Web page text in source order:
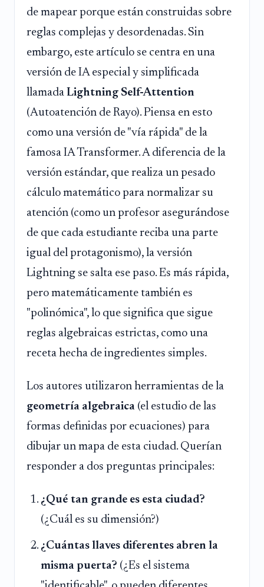
de mapear porque están construidas sobre
reglas complejas y desordenadas. Sin
embargo, este artículo se centra en una
versión de IA especial y simplificada
llamada Lightning Self-Attention
(Autoatención de Rayo). Piensa en esto
como una versión de "vía rápida" de la
famosa IA Transformer. A diferencia de la
versión estándar, que realiza un pesado
cálculo matemático para normalizar su
atención (como un profesor asegurándose
de que cada estudiante reciba una parte
igual del protagonismo), la versión
Lightning se salta ese paso. Es más rápida,
pero matemáticamente también es
"polinómica", lo que significa que sigue
reglas algebraicas estrictas, como una
receta hecha de ingredientes simples.
Los autores utilizaron herramientas de la
geometría algebraica (el estudio de las
formas definidas por ecuaciones) para
dibujar un mapa de esta ciudad. Querían
responder a dos preguntas principales:
¿Qué tan grande es esta ciudad?
(¿Cuál es su dimensión?)
¿Cuántas llaves diferentes abren la
misma puerta? (¿Es el sistema